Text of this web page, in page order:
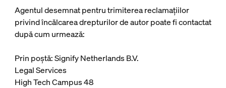
Agentul desemnat pentru trimiterea reclamațiilor
privind încălcarea drepturilor de autor poate fi contactat
după cum urmează:
Prin poștă: Signify Netherlands B.V.
Legal Services
High Tech Campus 48